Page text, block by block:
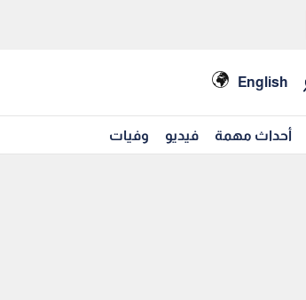
English
أحداث مهمة فيديو وفيات